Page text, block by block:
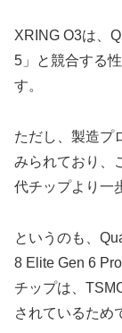
XRING O3は、
5」と競合する
す。
ただし、製造プ
みられており、
代チップより一
というのも、
8 Elite Gen 6
チップは、
されているため